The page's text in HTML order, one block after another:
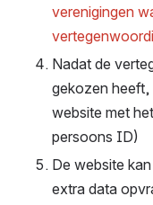
verenigingen
Nadat de
gekozen
website met
persoons ID)
De website
extra data